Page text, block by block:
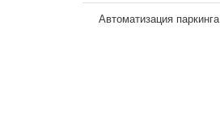
Автоматизация паркинга